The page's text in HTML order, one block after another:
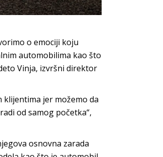
o emociji koju
automobilima kao što
Vinja, izvršni direktor
klijentima jer možemo da
od samog početka“,
osnovna zarada